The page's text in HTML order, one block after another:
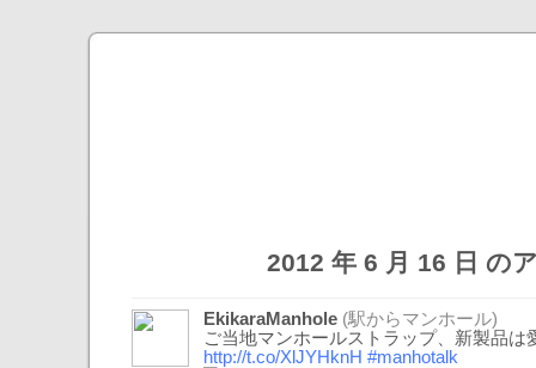
2012 年 6 月 16 日 の
EkikaraManhole (駅からマンホール)
ご当地マンホールストラップ、新製品は
http://t.co/XlJYHknH #manhotalk